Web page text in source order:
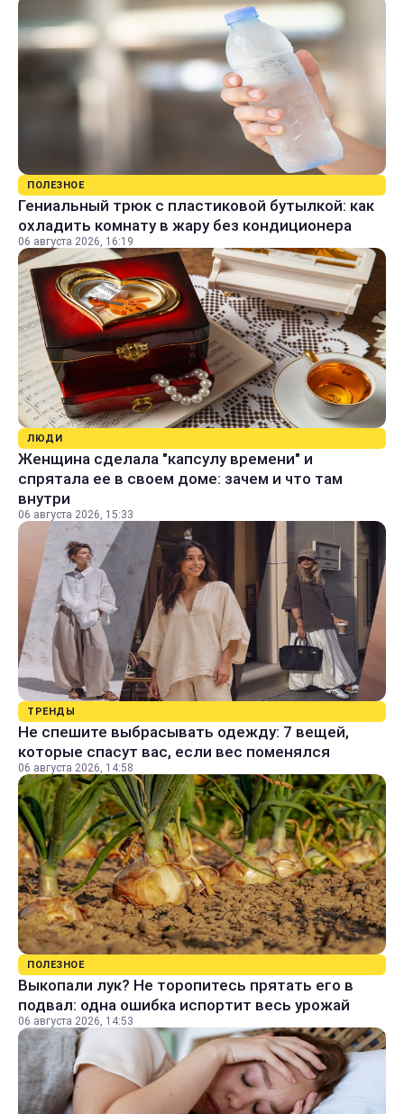
ПОЛЕЗНОЕ
Гениальный трюк с пластиковой бутылкой: как
охладить комнату в жару без кондиционера
06 августа 2026, 16:19
ЛЮДИ
Женщина сделала "капсулу времени" и
спрятала ее в своем доме: зачем и что там
внутри
06 августа 2026, 15:33
ТРЕНДЫ
Не спешите выбрасывать одежду: 7 вещей,
которые спасут вас, если вес поменялся
06 августа 2026, 14:58
ПОЛЕЗНОЕ
Выкопали лук? Не торопитесь прятать его в
подвал: одна ошибка испортит весь урожай
06 августа 2026, 14:53